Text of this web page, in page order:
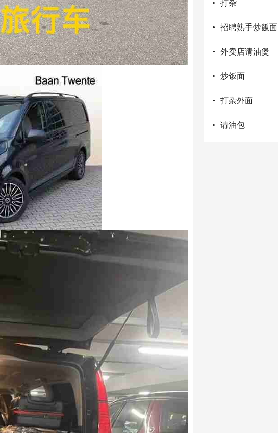
打杂
· 招聘熟手炒飯面
· 外卖店请油煲
· 炒饭面
· 打杂外面
· 请油包